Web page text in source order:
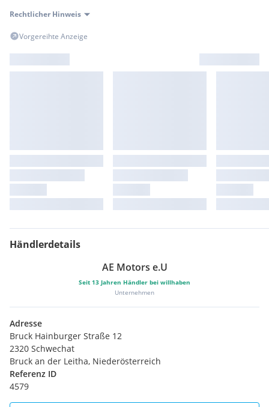
Rechtlicher Hinweis
Vorgereihte Anzeige
Händlerdetails
AE Motors e.U
Seit 13 Jahren Händler bei willhaben
Unternehmen
Adresse
Bruck Hainburger Straße 12
2320 Schwechat
Bruck an der Leitha, Niederösterreich
Referenz ID
4579